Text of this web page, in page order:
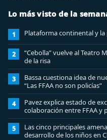
Lo más visto de la
1 Plataforma continental y la
2
“Cebolla” vuelve al Teatro
de la risa
3
Bassa cuestiona idea de
“Las FFAA no son policías”
4
Pavez explica estado de
colaboración entre FFAA y
analizar”
5
Las cinco principales
desarrollo de los niños en